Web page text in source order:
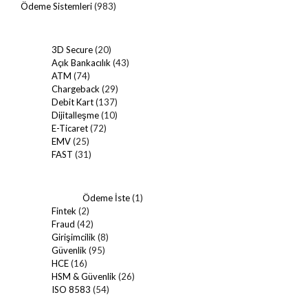
Ödeme Sistemleri(983)
3D Secure(20)
Açık Bankacılık (43)
ATM (74)
Chargeback (29)
Debit Kart(137)
Dijitalleşme(10)
E-Ticaret(72)
EMV(25)
FAST (31)
Ödeme İste(1)
Fintek (2)
Fraud (42)
Girişimcilik (8)
Güvenlik (95)
HCE(16)
HSM & Güvenlik (26)
ISO 8583 (54)